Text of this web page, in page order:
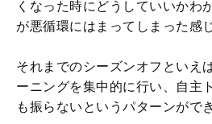
くなった時にどうしていいかわ
が悪循環にはまってしまった感
それまでのシーズンオフといえ
ーニングを集中的に行い、自主
も振らないというパターンがで